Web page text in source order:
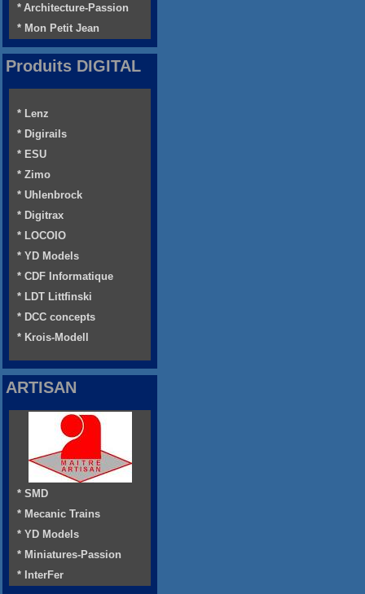
* Architecture-Passion
* Mon Petit Jean
Produits DIGITAL
* Lenz
* Digirails
* ESU
* Zimo
* Uhlenbrock
* Digitrax
* LOCOIO
* YD Models
* CDF Informatique
* LDT Littfinski
* DCC concepts
* Krois-Modell
ARTISAN
* SMD
* Mecanic Trains
* YD Models
* Miniatures-Passion
* InterFer